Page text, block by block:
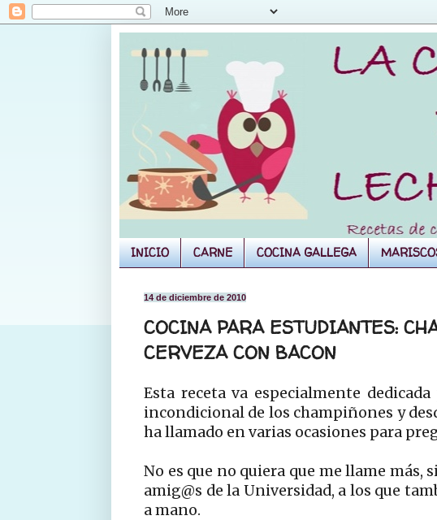
INICIO CARNE COCINA GALLEGA
14 de diciembre de 2010
COCINA PARA ESTUDIANTES:
CERVEZA CON BACON
Esta receta va especialmente
incondicional de los champiñones y
ha llamado en varias ocasiones para
No es que no quiera que me llame más,
amig@s de la Universidad, a los que
a mano.